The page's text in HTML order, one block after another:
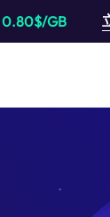
0.80$/GB